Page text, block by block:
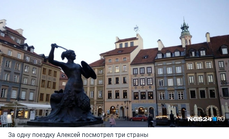
За одну поездку Алексей посмотрел три страны